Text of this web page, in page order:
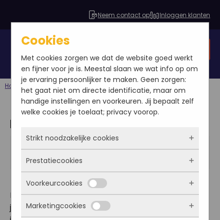
Neem contact op Inloggen klanten
Home Multichannel 2013
Multichannel 2013
Bastin van Oers
2013-04-22
Blog
Na een succesvolle webwinkel vakdagen afgelopen
januari heeft SEO Online Marketing besloten om dit
Cookies
Met cookies zorgen we dat de website goed werkt
en fijner voor je is. Meestal slaan we wat info op om
je ervaring persoonlijker te maken. Geen zorgen:
het gaat niet om directe identificatie, maar om
handige instellingen en voorkeuren. Jij bepaalt zelf
welke cookies je toelaat; privacy voorop.
Strikt noodzakelijke cookies
Deze cookies zorgen ervoor dat de website
überhaupt werkt. Ze zijn dus altijd actief en
kunnen niet worden uitgezet. Meestal worden
ze alleen geplaatst als jij iets doet, zoals
inloggen, een formulier invullen of je
Prestatiecookies
Met deze cookies zien we hoe vaak onze site
bezocht wordt, waar bezoekers vandaan
komen en welke pagina’s populair zijn. Zo
Voorkeurcookies
Deze cookies onthouden jouw voorkeuren.
Marketingcookies